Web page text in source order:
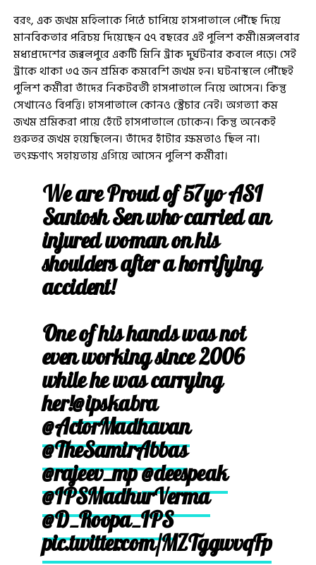
বরং, এক জখম মহিলাকে পিঠে চাপিয়ে হাসপাতালে পৌঁছে দিয়ে
মানবিকতার পরিচয় দিয়েছেন ৫৭ বছরের এই পুলিশ কর্মী।মঙ্গলবার
মধ্যপ্রদেশের জব্বলপুরে একটি মিনি ট্রাক দুর্ঘটনার কবলে পড়ে। সেই
ট্রাকে থাকা ৩৫ জন শ্রমিক কমবেশি জখম হন। ঘটনাস্থলে পৌঁছেই
পুলিশ কর্মীরা তাঁদের নিকটবর্তী হাসপাতালে নিয়ে আসেন। কিন্তু
সেখানেও বিপত্তি। হাসপাতালে কোনও স্ট্রেচার নেই। অগত্যা কম
জখম শ্রমিকরা পায়ে হেঁটে হাসপাতালে ঢোকেন। কিন্তু অনেকই
গুরুতর জখম হয়েছিলেন। তাঁদের হাঁটার ক্ষমতাও ছিল না।
তৎক্ষণাৎ সহায়তায় এগিয়ে আসেন পুলিশ কর্মীরা।
We are Proud of 57yo ASI
Santosh Sen who carried an
injured woman on his
shoulders after a horrifying
accident!
One of his hands was not
even working since 2006
while he was carrying
her!@ipskabra
@ActorMadhavan
@TheSamirAbbas
@rajeev_mp@deespeak
@IPSMadhurVerma
@D_Roopa_IPS
pic.twitter.com/MZTggwvqFp